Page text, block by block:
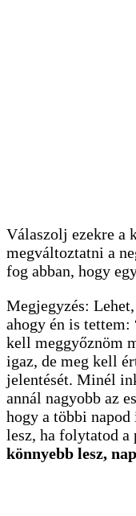
Válaszolj ezekre a
megváltoztatni a
fog abban, hogy
Megjegyzés:
ahogy én is tettem:
kell meggyőznöm
igaz, de meg kell
jelentését. Minél
annál nagyobb az
hogy a többi
lesz, ha folytatod
könnyebb lesz,